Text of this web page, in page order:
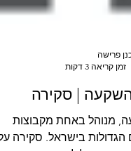
זמן קריאה 3 דקות
| סקירה
מנוהל באחת מקבוצות